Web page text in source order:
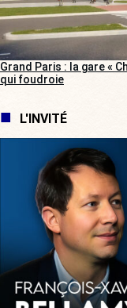
Grand Paris : la gare «
qui foudroie
L'INVITÉ